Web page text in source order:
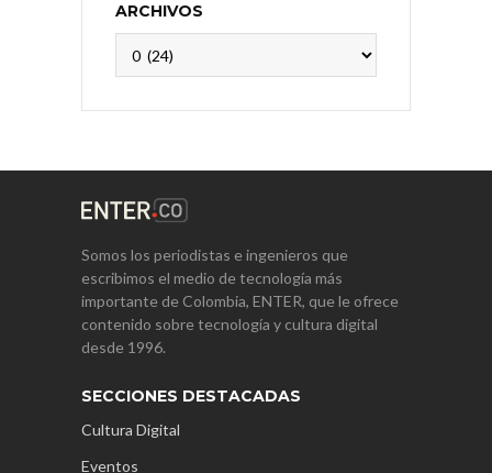
ARCHIVOS
Somos los periodistas e ingenieros que
escribimos el medio de tecnología más
importante de Colombia, ENTER, que le ofrece
contenido sobre tecnología y cultura digital
desde 1996.
SECCIONES DESTACADAS
Cultura Digital
Eventos